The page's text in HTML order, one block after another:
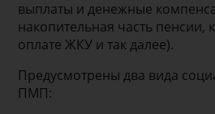
выплаты и денежные
накопительная часть пенсии,
оплате ЖКУ и так далее).
Предусмотрены два вида
ПМП: